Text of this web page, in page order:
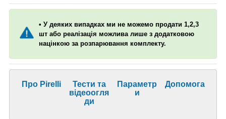
• У деяких випадках ми не можемо продати 1,2,3
шт або реалізація можлива лише з додатковою
націнкою за розпарювання комплекту.
Про Pirelli
Тести та
відеоогля
ди
Параметр
и
Допомога